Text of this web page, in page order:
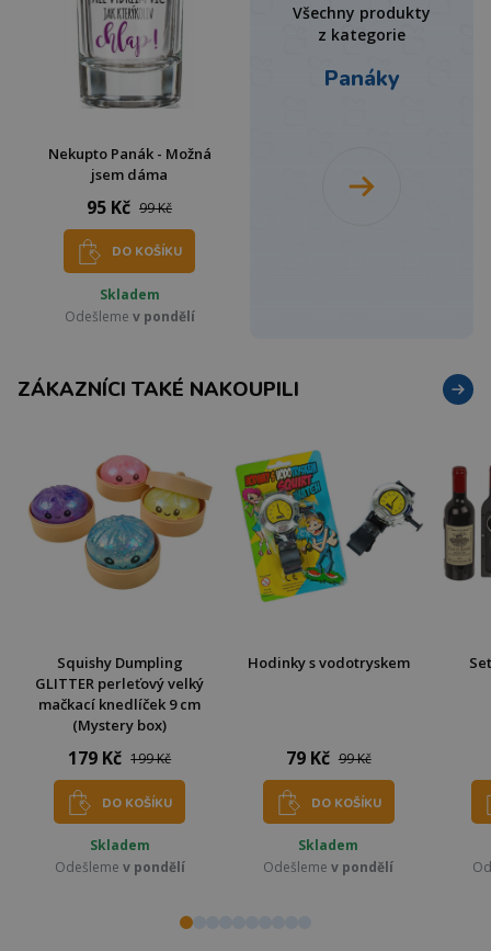
Nekupto Panák - Možná
jsem dáma
95 Kč 99 Kč
DO KOŠÍKU
Skladem
Odešleme v pondělí
Všechny produkty
z kategorie
Panáky
ZÁKAZNÍCI TAKÉ NAKOUPILI
Squishy Dumpling
GLITTER perleťový velký
mačkací knedlíček 9 cm
(Mystery box)
179 Kč 199 Kč
DO KOŠÍKU
Skladem
Odešleme v pondělí
Hodinky s vodotryskem
79 Kč 99 Kč
DO KOŠÍKU
Skladem
Odešlemev pondělí